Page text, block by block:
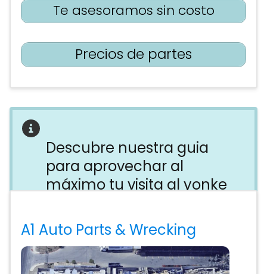
Te asesoramos sin costo
Precios de partes
Descubre nuestra guia
para aprovechar al
máximo tu visita al yonke
en el yonke equivocado. Descubre
todo lo que necesitas saber
A1 Auto Parts & Wrecking